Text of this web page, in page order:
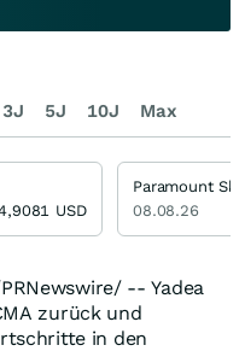
-- Yadea
zurück und
in den
3J 5J 10J Max
USD 08.08.26